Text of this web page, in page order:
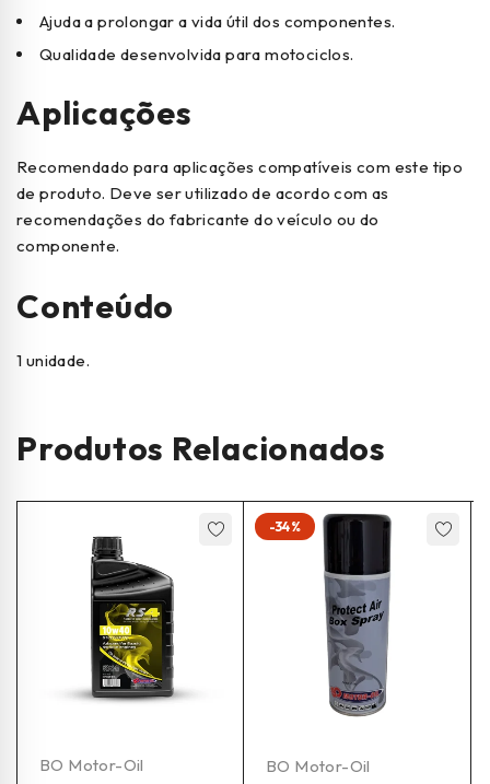
Ajuda a prolongar a vida útil dos componentes.
Qualidade desenvolvida para motociclos.
Aplicações
Recomendado para aplicações compatíveis com este tipo
de produto. Deve ser utilizado de acordo com as
recomendações do fabricante do veículo ou do
componente.
Conteúdo
1 unidade.
Produtos Relacionados
BO Motor-Oil
-34%
BO Motor-Oil